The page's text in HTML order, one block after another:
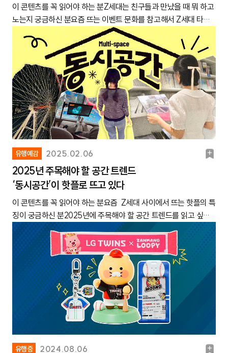
원의 성수로 불리는 ‘행궁동’이 있어서 하루 코스로 관광하기 좋기
때문이에요. 걸어서 관광할 수 있는 코스인 만큼, 따뜻한 봄에 여행
가기 좋은 동네로 입소문 나고 있습니다. 그중에서도 ‘방화수류
정’은 행궁동 내 피크닉을 할 수 있는 장소로 1020들의 데이스 코스
로 떠올랐어요. 실제로 3월 기준 ‘행궁동’ 검색량은 5만 9천 건으로,
같은 기간 3만 5천 건으로 집계된 서울 ‘명동’보다 높은 수치입니다.
출처 유튜브 채널 ‘찰스엔터’유튜버 ‘찰스엔터’가 하루 동안 몰랐던
사람과 데이트를 하는 ‘월간데이트’ 시리즈를 올리거든요? 3화에는
첼리스트 ‘찬영’님이랑 ‘행궁동’에서 데이트하는 게 올라 왔어요ㅋ
ㅋ. 두 사람 다 서울에서 거주하고 있는데도 불구하고 수원 행궁동
으로 당일치기 여행하는 걸 보고, 요즘 진짜 행궁동이 대세라는 생
각이 들더라고요. 영상에 ‘방화수류정’을 산책하는 모습이 나오는데
요. 봄에 오면 벚꽃 펴서 예쁘겠다는 반응이 많았어요! 아마
PD가 직접 기획하는 채널이 대거 늘었는데요. 그러면서 유튜브가
이전의 TV 역할을 넘겨받게 된 것 같아요. 안수현(25세, 직장인)엑
스(구 트위터)“날 것의 트렌드가 가장 먼저 시작되는 플랫폼이에
요” 국내 유행을 선도하는 플랫폼 = 엑스라고 생각해요! 엑스에서
화제가 됐던 트렌드가 인스타그램이나 유튜브를 거쳐서 메가 트렌
드로 발전하는 경우를 여러 번 봤거든요. 예를 들면 엑스 유저가 만
든 ‘원영적 사고’라는 말이 퍼지면서 메가 히트 밈이 되기도 했잖아
요. 엑스는 익명성을 기반으로 날 것의 의견을 활발하게 주고받는
공간이거든요? 그러다 보니 웃긴 드립, 밈 등등 다양한 주제가 화제
를 모으곤 해요. 이렇게 화제를 모은 화두가 트렌드의 시작점이 되
는 경우가 많고요. 최서영(22세, 대학생) 🔗 함께 보면 좋을 캐릿 콘
한 ‘트렌드의 흐름’ 지도네이버 블로그“취미 부자가 모이는 플랫폼
이라는 인식이 있어요”블로그는 ‘취미가 확고한 사람들’이 이용한다
는 이미지가 있어요! 연극이나 방탈출, 뜨개질처럼 좋아하는 분야가
카페 후기라든지, 감상평을 남기고 싶을 테니 말이에요! 인스타그
램, 엑스는 형식 제한이 있다 보니, 이런 감상을 상세히 쓰기가 쉽지
는 않거든요. 그러다 보니 취미 생활에 진심인 사람들이 블로그를
개설하더라고요. 1~2년 전부터 엑스에서도 자신이 좋아하는 장르
에 대해 더 자세히 기록하려고 블로그를 시작하는 경우가 늘어났고
요. 자연스럽게 ‘블로그 = 취미 부자인 사람들이 사용하는 플랫
폼’이라는 인식이 생겼어요! 박채연(24세, 취업 준비생)틱톡“영상
밈, 음원 유행의 시초가 되는 플랫폼이에요”요즘에는 ‘마라탕후
루’처럼 영상이나 노래 자체가 밈이 되는 경우가 많잖아요. 이런 유
행의 시초가 되는 곳은 틱톡인 것 같아요. 특히 해외에서 유행하는
영상 밈이나 댄스 챌린지가 틱톡을 통해 가장 빨리 들어온다고 느껴
요. 예를 들면 ‘라쿤 페드로’나 ‘캣댄스 밈’도 해외 틱톡 유저로부터
라면 게임을 직접 해보지 않았더라도, ‘마인크래프트스러운’ 디자인
은 누구나 알아보거든요. 그만큼 많은 사람들이 익숙해하는 디자인
이라 앞으로도 인기를 끌지 않을까 싶어요! 박채원(23세, 대학생)✔
마인크래프트 게임 아이템, 현실 굿즈로도 인기라고? 마인크래프트
에 등장하는 아이템을 본뜬 굿즈도 인기예요. 이를테면 콘서트장에
응원봉 대신 마인크래프트의 횃불 굿즈를 들고 간 사례가 많은 관심
을 받으면서 ‘갖고 싶다’는 반응이 쏟아지기도 했죠. 게임 속 플레이
어가 먹을 수 있는 ‘케이크’를 본뜬 주문 제작 케이크도 인기를 끌고
있다고 해요. ② 위시코어- 아이돌 그룹 ‘엔시티 위시’를 아시나요?
‘위시코어’는 이들의 콘셉트에서 영감을 받은 스타일이에요. Z세대
팬들은 좋아하는 아이돌 그룹의 이름에 ‘코어’를 붙여, 해당 그룹을
대표하는 감성을 부르곤 하는데요. 그중에서도 ‘미감 좋다’는 칭찬
을 받으며 팬 아닌 이들에게도 관심을 받고 있는 스타일이 바로 위
시코어입니다.출처 SM 엔터테인먼트- 위시코어를 이해하려면 잠
시 ‘엔시티 위시’의 콘셉트를 살펴볼 필요가 있습니다. 지난해 데뷔
한 신인 아이돌인 엔시티 위시는 ‘초보 큐피드’라는 콘셉를 앞세웠
는데요. 이를 표현하기 위해 별, 날개, 음표, 파스텔 색감 같은 요소
들을 화보나 굿즈 디자인에 자주 활용했습니다. 이 감성이 Z세대에
게 제대로 먹혀 들며 위시코어가 주목을 받기 시작한 거예요.게시글
출처 @xzs_ddt(엑스), 제품 출처 @oiit.store(인스타그램)✔ 인기
포인트 - 위시코어는 주로 아이돌 팬덤, 또는 엑스 유저인 1020 여
성 사이에서 인기를 끌고 있어요. 귀엽고 몽글몽글한 감성을 연출할
수 있어 위시코어를 선호하는 이들이 많습니다.- Y2K, 아날로그 감
성을 좋아하는 이들도 위시코어를 주목하는 모습이 눈에 띕니다. 약
1~2년 전, 핸드크림을 카메라 렌즈에 발라 뿌옇게 사진을 찍는 법이
감성 사진 꿀팁으로 자주 공유됐는데요. 위시코어 역시 이와 비슷한
소개했습니다. ➔ ex. 중간·기말고사는 2분기, 4분기 모두 포함되지
만, 관련 Z세대 의견은 2분기에만 다뤘어요!④ 본 콘텐츠에서 다룬
분기별 이슈는 아래와 같습니다. ➔ 보다 많은 이슈가 궁금하신 분
들은 2025 캐릿 이슈 캘린더를 확인해 주세요! 1분기✔ 학교 생활
관련 의견새 학기 시작“개강 시즌엔 카페 이용률이 급증해요! 카페
구독권을 받으면 잘 사용할 것 같아요!”방학 때 보통 생활 패턴이 무
너지잖아요. ㅋㅋㅋ 그래서 개강하면 피로감을 두 배로 느끼는데요.
그래서인지 카페 이용률이 급증하는 시기인 것 같아요. 만약 커피를
마실 수 있는 카페 구독권 같은 게 경품으로 제공되면 대학생 참여
율이 높을 것 같아요! 윤선아(22세, 대학생)“간식 트럭 이벤트는 늘
반응이 좋죠”캠퍼스에서 간식을 나눠주는 ‘간식 트럭’ 이벤트는 늘
반응이 좋아요. 새 학기는 학교에 사람이 제일 많을 때잖아요. 그때
간식 트럭 이벤트를 하면 주목받을 수 있을 것 같아요! ‘당근알바’랑
‘오뚜기’가 간식 트럭 보내주는 이벤트를 한 적 있는데 반응이 좋았
던 걸로 기억해요. 박채연(24세, 대학생)지난해 진행된 당근알바 X
오뚜기 간식 트럭 이벤트출처 당근알바 “대학생들에게 ‘종강했으면
좋겠다’는 밈이나 마찬가지예요”개강한 시점부터 모든 대학생들의
소원은 종강이에요. ㅋㅋㅋ ‘종강만 기다리는 대학생’이라는 이모티
콘이 인기일 정도죠. ‘종강했으면 좋겠다’는 말을 거의 달고 사는데
요. 대학생의 소원은 종강이라는 점을 밈처럼 활용해서 콘텐츠를 제
작해도 웃길 것 같고요. 종강 관련 문구가 담긴 굿즈를 만들어도 잘
나갈 것 같아요. 박채연(24세, 대학생) 종강만 기다리는 대학생 이
모티콘출처 카카오 이모티콘샵 대학생 OT“대학생 OT 필수품 키트
만들어주세요!”신입생들이 OT 갈 때 꼭 챙기는 준비물이 있어요.
보조 배터리, 숙취해소제 등인데요. 이걸 세트로 만들어서 OT 날
‘새내기 웰컴 키트’로 나눠주면 센스 있는 브랜드로 여겨질 것 같아
요. 윤선아(22세, 대학생) ✔ 기념일 관련 의견새해 첫날“새해 첫 곡
몇 줄 입력해 1분 만에 곡을 완성하는 사람이 있는가 하면, 작사·작
곡·편곡까지 모든 과정을 AI의 도움 없이 스스로 해내는 창작자들
도 있죠. 흥미로운 점은, 후자의 방식을 비효율적으로 바라보는 것
이 아니라 오히려 ‘이 시대에 꼭 필요한 장인정신’으로 평가하는 흐
름이 생겨나고 있다는 것입니다. ‘일’을 하는 과정에서 AI를 활용하
는 것이 하나의 선택지가 된 상황에서, 순수하게 인간의 능력만으로
작업물을 만들어내는 걸 더 높은 가치가 있다고 여기는 거죠.출처
스브스뉴스 댓글 반응대표적인 예로, 최근 동국대학교 불교미술학
학생의 졸업 작품이 SNS에서 화제를 모았어요. 졸업 전시회에 선
보일 작품을 10개월 간 손수 그렸다고 하는데요. 작업 과정을 밝
힌 인터뷰 영상이 유튜브에서 270만 회가 넘는 조회수를 기록할 만
대체할 수 없는 그림이다’라며, 순수 아날로그 작업을 고수한 것을
두 배로 칭찬하고 응원하는 반응이 많았습니다.이러한 흐름은 Z세
대가 브랜드 마케팅이나 콘텐츠를 평가하는 기준에도 영향을 미치
먼 터치’가 들어갔는지를 중요한 요소로 여기기 시작한 것이죠. 실
제로, AI 활용을 제한하겠다고 밝힌 브랜드가 SNS에서 긍정적인
반응을 얻기도 했는데요. 이번 콘텐츠에서는 SNS, 굿즈, 핫플레이
스 등 다양한 분야에서 확산되고 있는 ‘휴먼 터치 마케팅’의 사례와
그 영향력에 대해 살펴보도록 하겠습니다.1. SNS 바이럴 치트키?
수작업 콘텐츠가 뜨고 있음먼저 살펴볼 흐름은 SNS 분야입니다.
요즘은 AI 기술을 활용해 릴스를 제작하는 데 고작 10분 도 안 걸린
다고 하죠? 그런데 역으로 요즘 알고리즘의 선택을 받아 바이럴되
는 게시물의 특징은 ‘사람이 직접 만들었다’라는 맥락과 스토리가
있는 콘텐츠라는 겁니다.“AI가 만든 양산형 콘텐츠가 이제는 지겨
워요”요즘 SNS 구경하다 보면, 모두 똑같은 포맷의 양산형 게시물
이 너무 많아졌어요. 전부 AI를 활용해서 제작한 영상이더라고요. 1
이 콘텐츠를 꼭 읽어야 하는 분Z세대는 친구들과 만났을 때 뭐 하고
노는지 궁금하신 분요즘 뜨는 이벤트 문화를 참고해서 Z세대 타깃
마케팅을 기획하고 싶은 분최근 일상적으로 이벤트를 즐기는 Z세대
가 늘고 있습니다. 특히, 알고리즘을 통해 창의적이고 신선한 이벤
트 레퍼런스가 끊임없이 업데이트되고, 해외에서 뜨는 이벤트 문화
까지 실시간으로 공유되는 요즘이죠. 덕분에 Z세대가 일상적으로
이벤트를 기획하고 즐길 수 있는 환경이 조성됐어요. 나아가 요즘은
기념일에만 이벤트를 즐기는 것이 아니라, ‘이벤트를 위한 이벤
트’를 셀프로 개최하는 경우도 흔합니다. 평범한 날도 기념일처럼
즐겁게 지낼 수 있도록 콘텐츠를 만드는 거예요. “이벤트를 즐기고
싶어서 약속을 잡을 때도 있어요”요즘은 친구들이랑 약속을 잡을
때, 맛집이나 카페보다 ‘만나서 어떤 이벤트를 할지’를 더 신중하게
찾아봐요. 아예 이벤트를 즐기고 싶어서 친구랑 약속을 잡을 때도
있고요. 어떻게 보면 만남 자체보단 이벤트를 더 우선시하게 된 거
죠. 정수련(22세, 대학생)마케터의 입장에선, 그만큼 Z세대 소비자
를 공략할 기회가 많아진 겁니다. Z세대가 즐기는 이벤트 문화를 마
케팅에 잘 활용하면 긍정적인 반응을 얻을 가능성이 높아질 테니까
요. 이쯤에서 ‘요즘 Z세대가 즐기는 이벤트는 어떤 것들이 있을까?’
궁금증이 드실 수 있는데요. 오늘은 여러 이벤트 문화 중 대표적으
로 뜨고 있는 Z세대 이벤트 문화를 몇 가지 모아서 소개하려고 합니
다. 본문 내용을 읽다 보면, 팝업 프로그램이나 온오프라인 이벤트
기획에 도움을 줄 영감을 얻어가실 수 있을 거예요.1. 생일 경적, 입
대 경적이 유행 중! Instagram에서 이 게시물 보기우재
(@_wookku)님의 공유 게시물최근 SNS에서 화제를 모으고 있는
이색 생일 이벤트가 있어요. ‘생일 경적’이 바로 그 주인공입니다. 생
일 경적 이벤트는 ‘생일자가 타고 있습니다, 경적을 울려서 축하해
2025년 주목해야 할 공간 트렌드
‘동시공간’이 핫플로 뜨고 있다
이 콘텐츠를 꼭 읽어야 하는 분요즘 Z세대 사이에서 뜨는 핫플의 특
징이 궁금하신 분2025년에 주목해야 할 공간 트렌드를 읽고 싶은
분여러 가지를 동시에 체험할 수 있는 이른바 ‘동시공간’의 개념에
대해 알고 싶은 분매년 핫플의 기준은 조금씩 변하죠. 이전까지만
해도 Z세대 사이에서 ‘핫플’로 분류되는 공간의 특징과 기준은 ‘인테
리어’ 혹은 ‘음식 메뉴’인 경우가 많았습니다. 이를테면 ‘레트로 인테
리어’가 잘 되어있는 공간이 뜨거나, 인기 디저트인 ‘두바이 초콜
릿’을 판매하는 카페가 입소문이 나는 식이었어요.그런데 작년 말부
터 Z세대 사이에서 뜨는 공간에 변화가 생기기 시작했습니다. 바로
‘두 개 이상의 체험 요소’가 내부에 마련되어 있는 곳이 흥하고 있는
겁니다. 한 공간에서 얼마나 다양하고 특별한 체험을 할 수 있는가
가 ‘핫플’의 중요한 기준이 되어가고 있는 거예요.Instagram에서 이
유행예감 2025.02.06
북
유행중 2024.08.06
북